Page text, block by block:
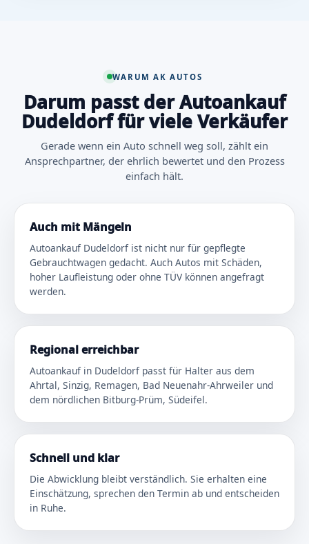
WARUM AK AUTOS
Darum passt der Autoankauf
Dudeldorf für viele Verkäufer
Gerade wenn ein Auto schnell weg soll, zählt ein
Ansprechpartner, der ehrlich bewertet und den Prozess
einfach hält.
Auch mit Mängeln
Autoankauf Dudeldorf ist nicht nur für gepflegte
Gebrauchtwagen gedacht. Auch Autos mit Schäden,
hoher Laufleistung oder ohne TÜV können angefragt
werden.
Regional erreichbar
Autoankauf in Dudeldorf passt für Halter aus dem
Ahrtal, Sinzig, Remagen, Bad Neuenahr-Ahrweiler und
dem nördlichen Bitburg-Prüm, Südeifel.
Schnell und klar
Die Abwicklung bleibt verständlich. Sie erhalten eine
Einschätzung, sprechen den Termin ab und entscheiden
in Ruhe.